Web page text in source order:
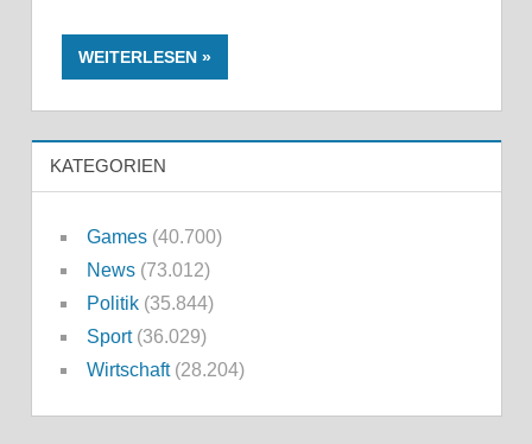
WEITERLESEN
KATEGORIEN
Games(40.700)
News(73.012)
Politik(35.844)
Sport(36.029)
Wirtschaft(28.204)